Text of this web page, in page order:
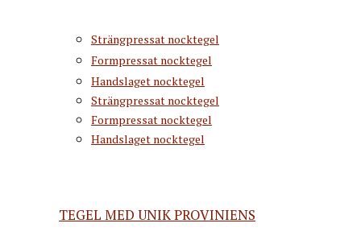
Strängpressat nocktegel
Formpressat nocktegel
Handslaget nocktegel
Strängpressat nocktegel
Formpressat nocktegel
Handslaget nocktegel
TEGEL MED UNIK PROVINIENS